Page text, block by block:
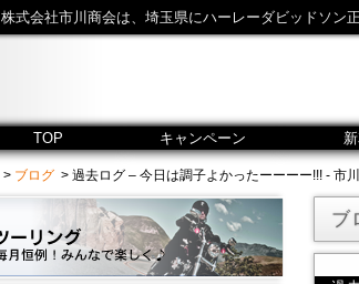
株式会社市川商会は、埼玉県にハーレーダビッドソン
TOP キャンペーン
> ブログ > 過去ログ – 今日は調子よかったーーーー!!! - 市
ブ